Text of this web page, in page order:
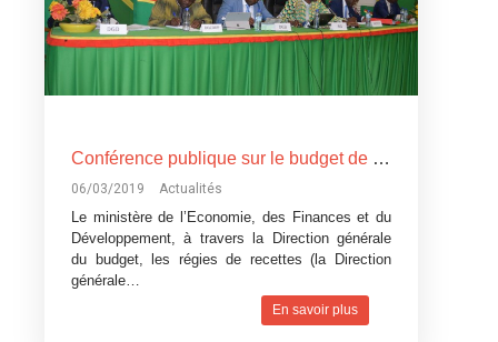
Conférence publique sur le budget de l’Etat, exercice 2019: Devoir de transparence vis-à-vis des citoyens burkinabè
06/03/2019 Actualités
Le ministère de l’Economie, des Finances et du
Développement, à travers la Direction générale
du budget, les régies de recettes (la Direction
générale…
En savoir plus